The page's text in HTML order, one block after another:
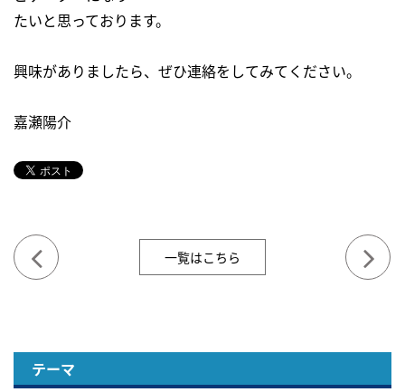
たいと思っております。
興味がありましたら、ぜひ連絡をしてみてください。
嘉瀬陽介
一覧はこちら
テーマ